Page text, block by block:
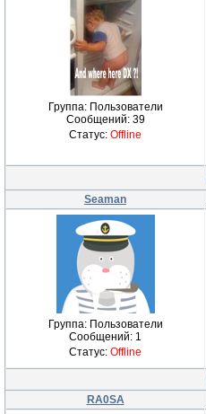
Группа: Пользователи
Сообщений: 39
Статус: Offline
Seaman
Группа: Пользователи
Сообщений: 1
Статус: Offline
RA0SA